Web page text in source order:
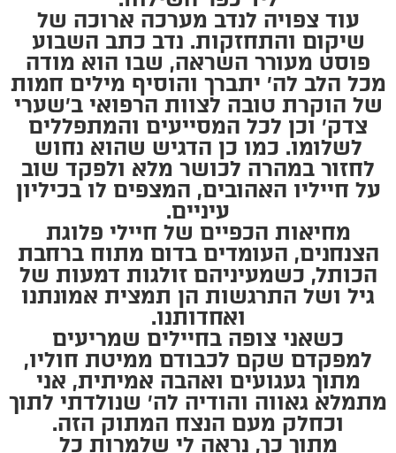
עוד צפויה לנדב מערכה ארוכה של
שיקום והתחזקות. נדב כתב השבוע
פוסט מעורר השראה, שבו הוא מודה
מכל הלב לה׳ יתברך והוסיף מילים חמות
של הוקרת טובה לצוות הרפואי ב׳שערי
צדק׳ וכן לכל המסייעים והמתפללים
לשלומו. כמו כן הדגיש שהוא נחוש
לחזור במהרה לכושר מלא ולפקד שוב
על חייליו האהובים, המצפים לו בכיליון
עיניים.
מחיאות הכפיים של חיילי פלוגת
הצנחנים, העומדים בדום מתוח ברחבת
הכותל, כשמעיניהם זולגות דמעות של
גיל ושל התרגשות הן תמצית אמונתנו
ואחדותנו.
כשאני צופה בחיילים שמריעים
למפקדם שקם לכבודם ממיטת חוליו,
מתוך געגועים ואהבה אמיתית, אני
מתמלא גאווה והודיה לה׳ שנולדתי לתוך
וכחלק מעם הנצח המתוק הזה.
מתוך כך, נראה לי שלמרות כל